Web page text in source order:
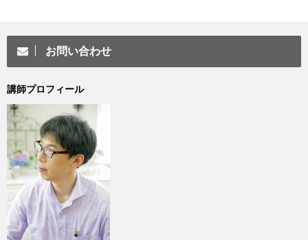
お問い合わせ
講師プロフィール